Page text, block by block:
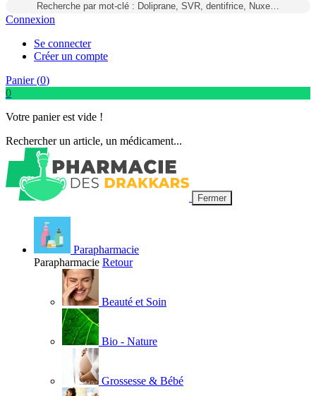
Recherche par mot-clé : Doliprane, SVR, dentifrice, Nuxe…
Connexion
Se connecter
Créer un compte
Panier (0)
0
Votre panier est vide !
Rechercher un article, un médicament...
Fermer
Parapharmacie
Parapharmacie Retour
Beauté et Soin
Bio - Nature
Grossesse & Bébé